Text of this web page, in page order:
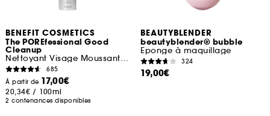
BENEFIT COSMETICS
The POREfessional Good
Cleanup
Nettoyant Visage Moussant Purifiant
685
À partir de 17,00€
20,34€ / 100ml
2 contenances disponibles
BEAUTYBLENDER
beautyblender® bubble
Eponge à maquillage
324
19,00€